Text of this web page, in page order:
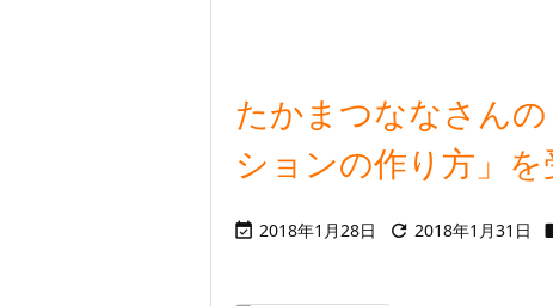
たかまつななさん
ションの作り方」
 2018年1月28日  2018年1月31日